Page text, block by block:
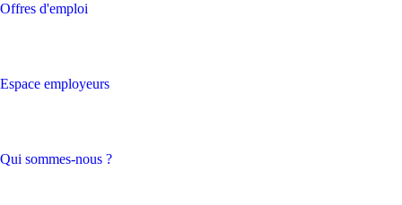
Offres d'emploi
Espace employeurs
Qui sommes-nous ?